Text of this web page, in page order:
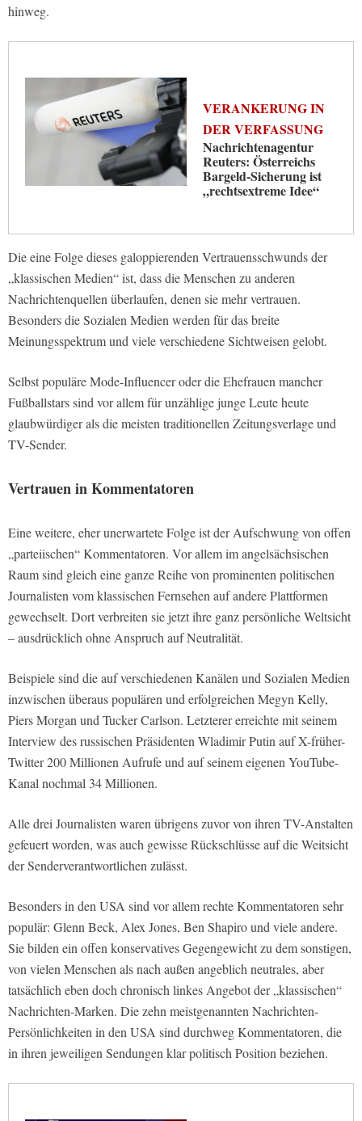
hinweg.
VERANKERUNG IN
DER VERFASSUNG
Nachrichtenagentur
Reuters: Österreichs
Bargeld-Sicherung ist
„rechtsextreme Idee“
Die eine Folge dieses galoppierenden Vertrauensschwunds der
„klassischen Medien“ ist, dass die Menschen zu anderen
Nachrichtenquellen überlaufen, denen sie mehr vertrauen.
Besonders die Sozialen Medien werden für das breite
Meinungsspektrum und viele verschiedene Sichtweisen gelobt.
Selbst populäre Mode-Influencer oder die Ehefrauen mancher
Fußballstars sind vor allem für unzählige junge Leute heute
glaubwürdiger als die meisten traditionellen Zeitungsverlage und
TV-Sender.
Vertrauen in Kommentatoren
Eine weitere, eher unerwartete Folge ist der Aufschwung von offen
„parteiischen“ Kommentatoren. Vor allem im angelsächsischen
Raum sind gleich eine ganze Reihe von prominenten politischen
Journalisten vom klassischen Fernsehen auf andere Plattformen
gewechselt. Dort verbreiten sie jetzt ihre ganz persönliche Weltsicht
– ausdrücklich ohne Anspruch auf Neutralität.
Beispiele sind die auf verschiedenen Kanälen und Sozialen Medien
inzwischen überaus populären und erfolgreichen Megyn Kelly,
Piers Morgan und Tucker Carlson. Letzterer erreichte mit seinem
Interview des russischen Präsidenten Wladimir Putin auf X-früher-
Twitter 200 Millionen Aufrufe und auf seinem eigenen YouTube-
Kanal nochmal 34 Millionen.
Alle drei Journalisten waren übrigens zuvor von ihren TV-Anstalten
gefeuert worden, was auch gewisse Rückschlüsse auf die Weitsicht
der Senderverantwortlichen zulässt.
Besonders in den USA sind vor allem rechte Kommentatoren sehr
populär: Glenn Beck, Alex Jones, Ben Shapiro und viele andere.
Sie bilden ein offen konservatives Gegengewicht zu dem sonstigen,
von vielen Menschen als nach außen angeblich neutrales, aber
tatsächlich eben doch chronisch linkes Angebot der „klassischen“
Nachrichten-Marken. Die zehn meistgenannten Nachrichten-
Persönlichkeiten in den USA sind durchweg Kommentatoren, die
in ihren jeweiligen Sendungen klar politisch Position beziehen.